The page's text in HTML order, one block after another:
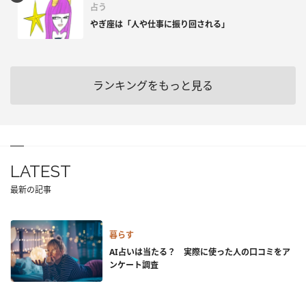
占う
やぎ座は「人や仕事に振り回される」
ランキングをもっと見る
LATEST
最新の記事
暮らす
AI占いは当たる？ 実際に使った人の口コミをア
ンケート調査